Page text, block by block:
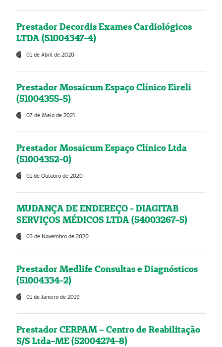
Prestador Decordis Exames Cardiológicos
LTDA (51004347-4)
01 de Abril de 2020
Prestador Mosaicum Espaço Clínico Eireli
(51004355-5)
07 de Maio de 2021
Prestador Mosaicum Espaço Clínico Ltda
(51004352-0)
01 de Outubro de 2020
MUDANÇA DE ENDEREÇO - DIAGITAB
SERVIÇOS MÉDICOS LTDA (54003267-5)
03 de Novembro de 2020
Prestador Medlife Consultas e Diagnósticos
(51004334-2)
01 de Janeiro de 2019
Prestador CERPAM – Centro de Reabilitação
S/S Ltda-ME (52004274-8)